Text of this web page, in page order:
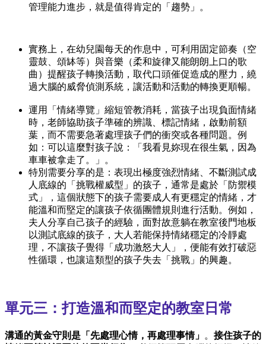
管理能力進步，就是值得肯定的「趨勢」。
實務上，在幼兒園每天的作息中，可利用固定節奏（空
靈鼓、頌缽等）與音樂（柔和旋律又能朗朗上口的歌
曲）提醒孩子轉換活動，取代口頭催促造成的壓力，繞
過大腦的威脅偵測系統，讓活動和活動的轉換更順暢。
運用「情緒導覽」縮短管教消耗，當孩子出現負面情緒
時，老師協助孩子準確的辨識、標記情緒，啟動前額
葉，而不需要急著處理孩子們的衝突或各種問題。例
如：可以這麼對孩子說：「我看見妳現在很生氣，因為
車車被拿走了。」。
特別需要分享的是：表現出極度強烈情緒、不斷測試成
人底線的「挑戰權威型」的孩子，通常是處於「防禦模
式」，這個狀態下的孩子需要成人有更穩定的情緒，才
能溫和而堅定的讓孩子依循團體規則進行活動。例如，
夫人分享自己孩子的經驗，面對故意躺在教室後門地板
以測試底線的孩子，大人若能保持情緒穩定的冷靜處
理，不讓孩子覺得「成功激怒大人」，便能有效打破惡
性循環，也讓這類型的孩子失去「挑戰」的興趣。
單元三：打造溫和而堅定的教室日常
溝通的黃金守則是「先處理心情，再處理事情」 。 接住孩子的